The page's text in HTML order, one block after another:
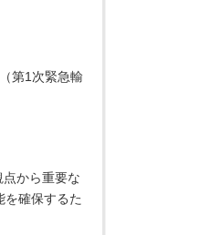
第1次緊急輸
から重要な
確保するた